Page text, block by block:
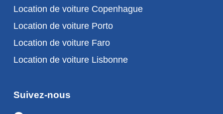
Location de voiture Copenhague
Location de voiture Porto
Location de voiture Faro
Location de voiture Lisbonne
Suivez-nous